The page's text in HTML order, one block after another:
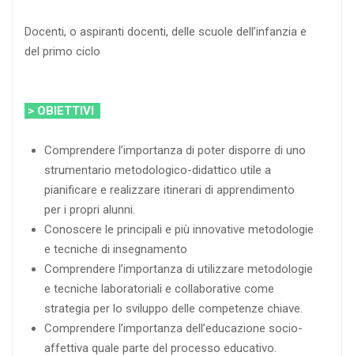
Docenti, o aspiranti docenti, delle scuole dell’infanzia e
del primo ciclo
> OBIETTIVI
Comprendere l’importanza di poter disporre di uno
strumentario metodologico-didattico utile a
pianificare e realizzare itinerari di apprendimento
per i propri alunni.
Conoscere le principali e più innovative metodologie
e tecniche di insegnamento
Comprendere l’importanza di utilizzare metodologie
e tecniche laboratoriali e collaborative come
strategia per lo sviluppo delle competenze chiave.
Comprendere l’importanza dell’educazione socio-
affettiva quale parte del processo educativo.